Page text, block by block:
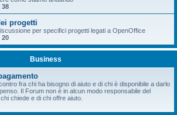
38
progetti
per specifici progetti legati a OpenOffice
20
Business
fra chi ha bisogno di aiuto e di chi è disponibile a darlo
Il Forum non è in alcun modo responsabile del
chiede e di chi offre aiuto.